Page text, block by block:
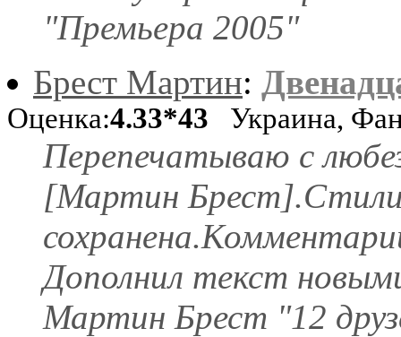
"Премьера 2005"
Брест Мартин:
Оценка:4.33*43 Украина,
Перепечатываю с
[Мартин
Дополнил текст
Мартин Брест "12